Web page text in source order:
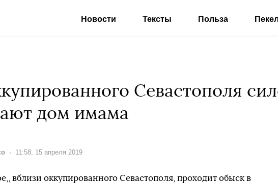
Новости Тексты Польза
Севастополя
дом имама
Дата:
11:58, 15 апреля 2019
вблизи оккупированного Севастополя, проходит обыск в